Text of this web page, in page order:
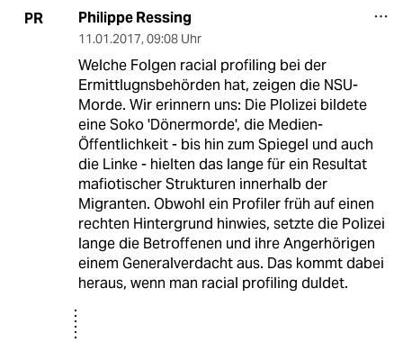
PR Philippe Ressing
11.01.2017, 09:08 Uhr
Welche Folgen racial profiling bei der
Ermittlugnsbehörden hat, zeigen die NSU-
Morde. Wir erinnern uns: Die Plolizei bildete
eine Soko 'Dönermorde', die Medien-
Öffentlichkeit - bis hin zum Spiegel und auch
die Linke - hielten das lange für ein Resultat
mafiotischer Strukturen innerhalb der
Migranten. Obwohl ein Profiler früh auf einen
rechten Hintergrund hinwies, setzte die Polizei
lange die Betroffenen und ihre Angerhörigen
einem Generalverdacht aus. Das kommt dabei
heraus, wenn man racial profiling duldet.